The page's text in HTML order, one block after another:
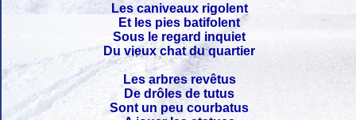
Les caniveaux rigolent
Et les pies batifolent
Sous le regard inquiet
Du vieux chat du quartier
Les arbres revêtus
De drôles de tutus
Sont un peu courbatus